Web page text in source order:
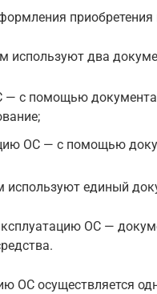
приобретения
используют два
— с помощью
ОС — с помощью
используют единый
ОС —
ОС осуществляется